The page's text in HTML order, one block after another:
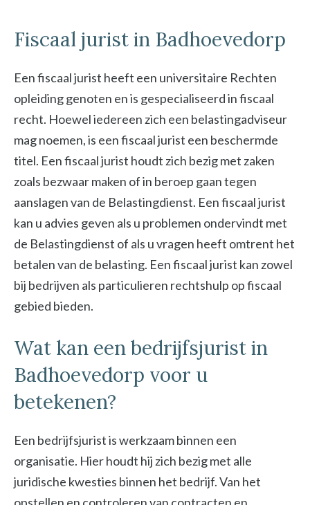
Fiscaal jurist in Badhoevedorp
Een fiscaal jurist heeft een universitaire Rechten
opleiding genoten en is gespecialiseerd in fiscaal
recht. Hoewel iedereen zich een belastingadviseur
mag noemen, is een fiscaal jurist een beschermde
titel. Een fiscaal jurist houdt zich bezig met zaken
zoals bezwaar maken of in beroep gaan tegen
aanslagen van de Belastingdienst. Een fiscaal jurist
kan u advies geven als u problemen ondervindt met
de Belastingdienst of als u vragen heeft omtrent het
betalen van de belasting. Een fiscaal jurist kan zowel
bij bedrijven als particulieren rechtshulp op fiscaal
gebied bieden.
Wat kan een bedrijfsjurist in
Badhoevedorp voor u
betekenen?
Een bedrijfsjurist is werkzaam binnen een
organisatie. Hier houdt hij zich bezig met alle
juridische kwesties binnen het bedrijf. Van het